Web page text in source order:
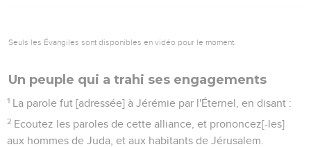
Seuls les Évangiles sont disponibles en vidéo pour le moment.
Un peuple qui a trahi ses engagements
1 La parole fut [adressée] à Jérémie par l'Éternel, en disant :
2 Ecoutez les paroles de cette alliance, et prononcez[-les]
aux hommes de Juda, et aux habitants de Jérusalem.